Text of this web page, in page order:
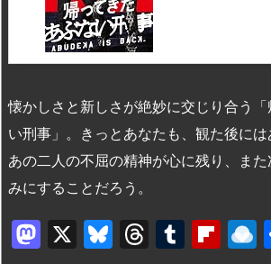
懐かしさと新しさが絶妙に交じり合う
い刑事」。きっとあなたも、観た後には
あの二人の不屈の精神が心に残り、ま
みにすることだろう。
M X
Bl T
T
Fl